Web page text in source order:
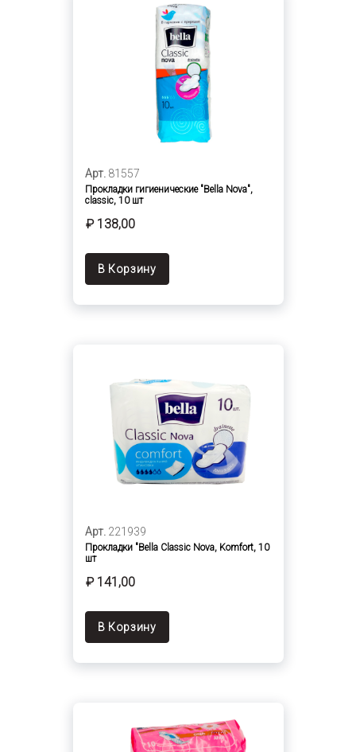
Арт. 81557
Прокладки гигиенические "Bella Nova",
сlassic, 10 шт
₽ 138,00
В Корзину
Арт. 221939
Прокладки "Bella Classic Nova, Komfort, 10
шт
₽ 141,00
В Корзину